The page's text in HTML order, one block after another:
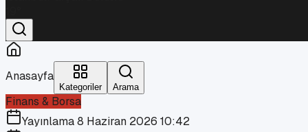
Anasayfa
Kategoriler Arama
Finans & Borsa
Yayınlama8 Haziran 2026 10:42